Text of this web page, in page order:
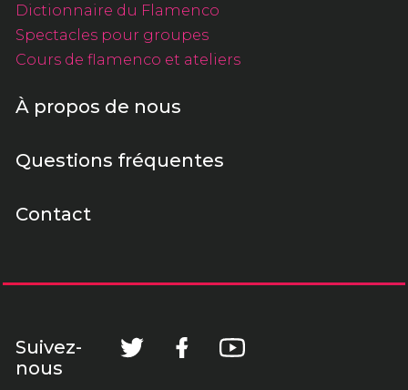
Dictionnaire du Flamenco
Spectacles pour groupes
Cours de flamenco et ateliers
À propos de nous
Questions fréquentes
Contact
Suivez-
nous